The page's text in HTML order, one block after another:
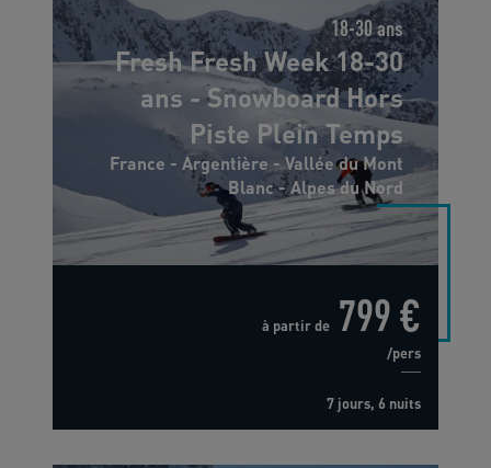
18-30 ans
Fresh Fresh Week 18-30
ans - Snowboard Hors
Piste Plein Temps
France - Argentière - Vallée du Mont
Blanc - Alpes du Nord
à partir de 799 €
/pers
7 jours, 6 nuits